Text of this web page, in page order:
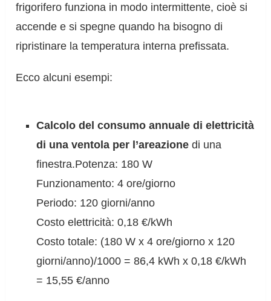
frigorifero funziona in modo intermittente, cioè si
accende e si spegne quando ha bisogno di
ripristinare la temperatura interna prefissata.
Ecco alcuni esempi:
Calcolo del consumo annuale di elettricità
di una ventola per l’areazione di una
finestra.Potenza: 180 W
Funzionamento: 4 ore/giorno
Periodo: 120 giorni/anno
Costo elettricità: 0,18 €/kWh
Costo totale: (180 W x 4 ore/giorno x 120
giorni/anno)/1000 = 86,4 kWh x 0,18 €/kWh
= 15,55 €/anno